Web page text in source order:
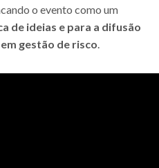
o evento como um
de ideias e para a difusão
gestão de risco.